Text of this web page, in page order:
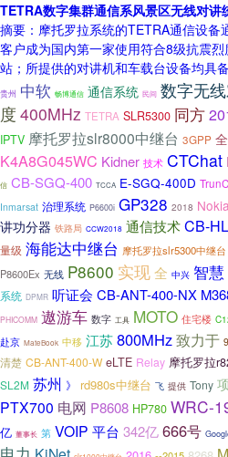
TETRA数字集群通信系风景区无线对讲
摘要：摩托罗拉系统的TETRA通信设备
客户成为国内第一家使用符合8级抗震
站；所提供的对讲机和车载台设备均具备
贵州 中软 畅博通信 通信系统 民间 数字无
度 400MHz TETRA SLR5300 同方
IPTV 摩托罗拉slr8000中继台 3GPP
K4A8G045WC Kidner 技术 CTChat
信 CB-SGQ-400 TCCA E-SGQ-400D TrunC
Inmarsat 治理系统 P6600i GP328 2018
讲功分器 铁路局 CCW2018 通信技术CB-
量级 海能达中继台 摩托罗拉slr5300中继台
P8600Ex 无线 P8600 实现全 中兴 智慧
系统 DPMR 听证会 CB-ANT-400-NX
PHICOMM 遨游车 数字 工具 MOTO 住宅楼
赴京 MateBook 中移 江苏800MHz致力于
清楚 CB-ANT-400-W eLTE Relay 摩托罗拉
SL2M 苏州 》 rd980s中继台 飞 提供 Tony
PTX700 电网 P8608 HP780 WRC-
亿 董事长 第 VOIP 平台 342亿666号